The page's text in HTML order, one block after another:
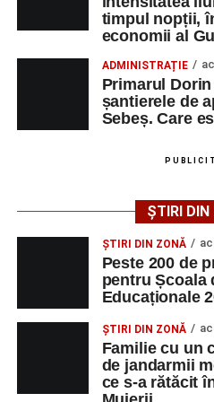
Duminică, 23 august
cea de-a III-a ediție a
de Sebeș”
Primul concert din
2026 a adus emoție și
au venit la Sebeș și au
tinerilor muzicieni și munca
spectatorii au răsplătit
timpul nopții,
economii al
ADMINISTRAȚIE
Primarul
șantierele de
Sebeș. Care
ȘTIRI
ȘTIRI DIN ZONĂ
Peste 200 de
pentru Școala
Educaționale
ȘTIRI DIN ZONĂ
Familie cu un
de jandarmii
ce s-a rătăcit